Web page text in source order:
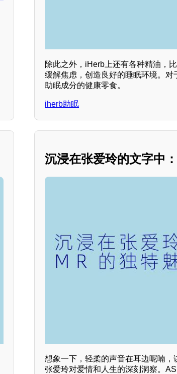
除此之外，iHerb上还有各种精油，
缓解焦虑，创造良好的睡眠环境。
助眠成分的健康零食。
iherb助眠
沉浸在张爱玲的文字中
想象一下，轻柔的声音在耳边呢喃
张爱玲对爱情和人生的深刻洞察。